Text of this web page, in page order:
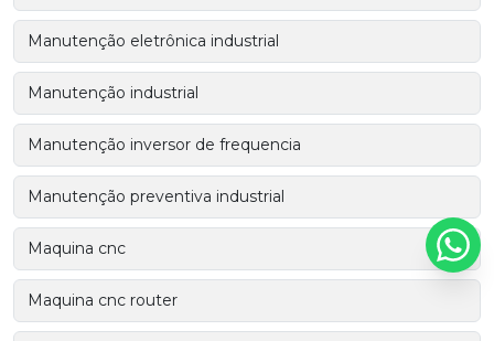
Manutenção eletrônica industrial
Manutenção industrial
Manutenção inversor de frequencia
Manutenção preventiva industrial
Maquina cnc
Maquina cnc router